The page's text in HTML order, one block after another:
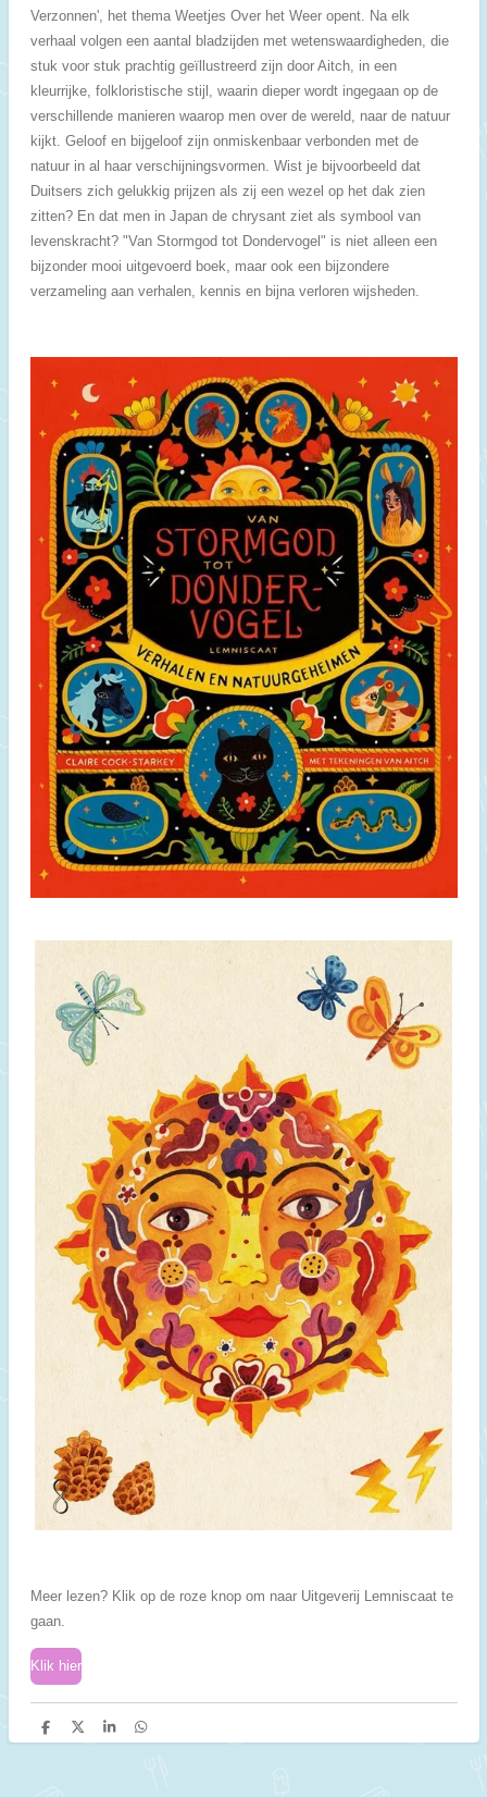
Verzonnen', het thema Weetjes Over het Weer opent. Na elk
verhaal volgen een aantal bladzijden met wetenswaardigheden, die
stuk voor stuk prachtig geïllustreerd zijn door Aitch, in een
kleurrijke, folkloristische stijl, waarin dieper wordt ingegaan op de
verschillende manieren waarop men over de wereld, naar de natuur
kijkt. Geloof en bijgeloof zijn onmiskenbaar verbonden met de
natuur in al haar verschijningsvormen. Wist je bijvoorbeeld dat
Duitsers zich gelukkig prijzen als zij een wezel op het dak zien
zitten? En dat men in Japan de chrysant ziet als symbool van
levenskracht? "Van Stormgod tot Dondervogel" is niet alleen een
bijzonder mooi uitgevoerd boek, maar ook een bijzondere
verzameling aan verhalen, kennis en bijna verloren wijsheden.
Meer lezen? Klik op de roze knop om naar Uitgeverij Lemniscaat te
gaan.
Klik hier
D
e
D
e
S
h
D
e